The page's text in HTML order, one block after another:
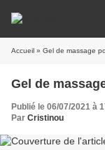
Accueil » Gel de massage
Gel de
Publié le 06/07/2021 à
Par Cristinou